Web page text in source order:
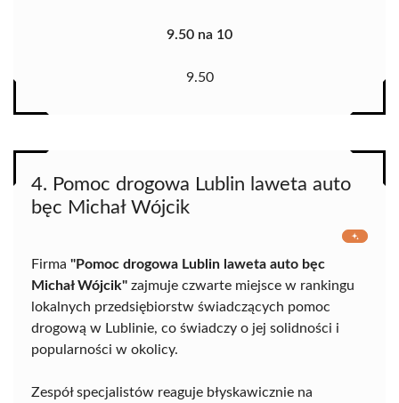
9.50 na 10
9.50
4. Pomoc drogowa Lublin laweta auto
bęc Michał Wójcik
Firma "Pomoc drogowa Lublin laweta auto bęc
Michał Wójcik" zajmuje czwarte miejsce w rankingu
lokalnych przedsiębiorstw świadczących pomoc
drogową w Lublinie, co świadczy o jej solidności i
popularności w okolicy.
Zespół specjalistów reaguje błyskawicznie na